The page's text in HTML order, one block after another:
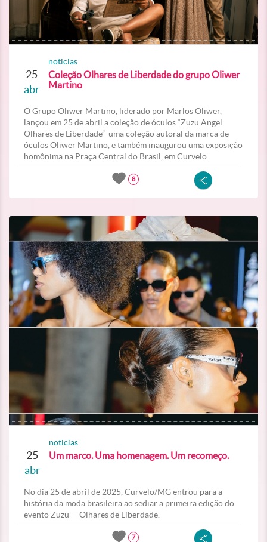
25
abr
noticias
Coleção Olhares de Liberdade do grupo Oliwer
Martino
O Grupo Oliwer Martino, liderado por Marlos Oliwer,
lançou em 25 de abril a coleção de óculos “Zuzu Angel:
Olhares de Liberdade” uma coleção autoral da marca de
óculos Oliwer Martino, e também inaugurou uma exposição
homônima na Praça Central do Brasil, em Curvelo.
8
25
abr
noticias
Um marco. Uma homenagem. Um recomeço.
No dia 25 de abril de 2025, Curvelo/MG entrou para a
história da moda brasileira ao sediar a primeira edição do
evento Zuzu — Olhares de Liberdade.
7